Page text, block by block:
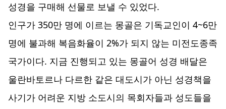
성경을 구매해 선물로 보낼 수 있었다.
인구가 350만 명에 이르는 몽골은 기독교인이 4~6만
명에 불과해 복음화율이 2%가 되지 않는 미전도종족
국가이다. 지금 진행되고 있는 몽골어 성경 배달은
울란바토르나 다르한 같은 대도시가 아닌 성경책을
사기가 어려운 지방 소도시의 목회자들과 성도들을